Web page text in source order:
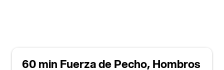
60 min Fuerza de Pecho, Hombros